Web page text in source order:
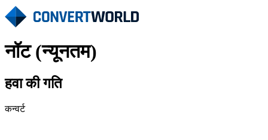
नॉट (न्यूनतम)
हवा की गति
कन्वर्ट